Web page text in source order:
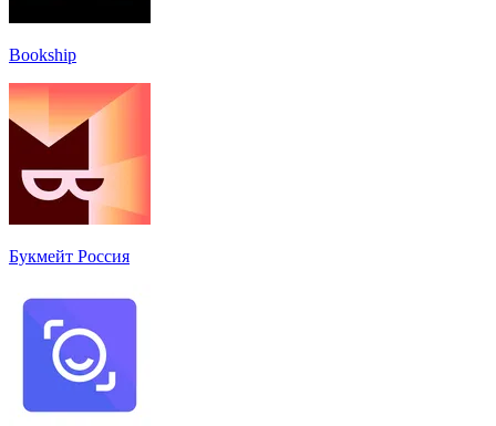
Bookship
Букмейт Россия